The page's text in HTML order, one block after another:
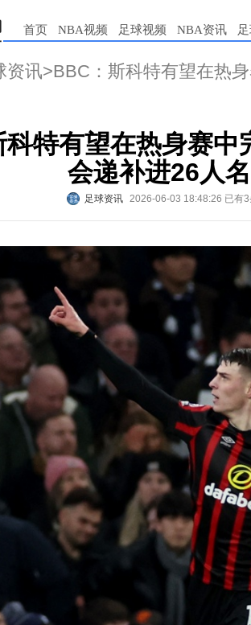
首页 NBA视频 足球视频 NBA资讯
资讯>BBC：斯科特有望在热
特有望在热身赛中
会递补进26人
足球资讯 2026-06-03 18:48:26 已有